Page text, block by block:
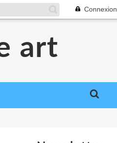
Connexion
art